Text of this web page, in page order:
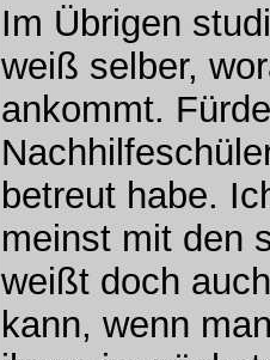
Im Übrigen
weiß selber,
ankommt.
betreut habe.
meinst mit den
weißt doch
kann, wenn